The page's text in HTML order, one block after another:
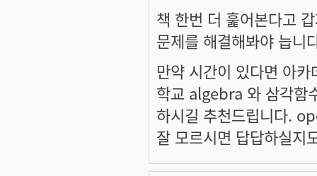
책 한번 더 훑어본다고
문제를 해결해봐야 늡니
만약 시간이 있다면 아
학교 algebra 와 삼각
하시길 추천드립니다.
잘 모르시면 답답하실지